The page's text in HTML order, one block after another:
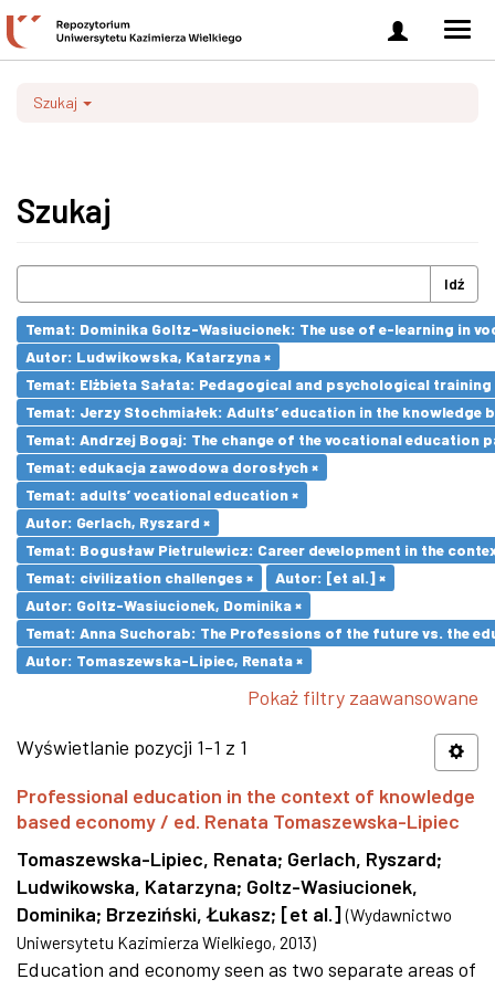
Zaloguj
się
Szukaj
Szukaj
Idź
Temat: Dominika Goltz-Wasiucionek: The use of e-learning in
Autor: Ludwikowska, Katarzyna ×
Temat: Elżbieta Sałata: Pedagogical and psychological
Temat: Jerzy Stochmiałek: Adults’ education in the knowledge
Temat: Andrzej Bogaj: The change of the vocational education
Temat: edukacja zawodowa dorosłych ×
Temat: adults’ vocational education ×
Autor: Gerlach, Ryszard ×
Temat: Bogusław Pietrulewicz: Career development in the
Temat: civilization challenges ×
Autor: [et al.] ×
Autor: Goltz-Wasiucionek, Dominika ×
Temat: Anna Suchorab: The Professions of the future vs. the
Autor: Tomaszewska-Lipiec, Renata ×
Pokaż filtry zaawansowane
Wyświetlanie pozycji 1-1 z 1
Professional education in the context of knowledge
based economy / ed. Renata Tomaszewska-Lipiec
Tomaszewska-Lipiec, Renata; Gerlach, Ryszard;
Ludwikowska, Katarzyna; Goltz-Wasiucionek,
Dominika; Brzeziński, Łukasz; [et al.] (Wydawnictwo
Uniwersytetu Kazimierza Wielkiego, 2013)
Education and economy seen as two separate areas of